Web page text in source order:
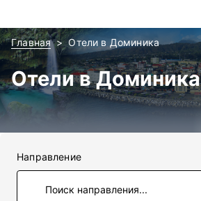
Главная Отели в Доминика
Отели в Доминика
Направление